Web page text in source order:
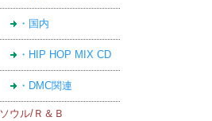
・国内
・HIP HOP MIX CD
・DMC関連
ソウル/Ｒ＆Ｂ